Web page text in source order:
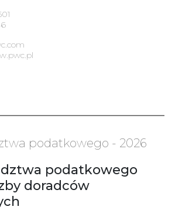
podatkowego - 2026
podatkowego
doradców